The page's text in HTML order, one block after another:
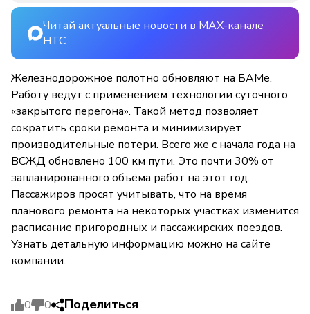
Читай актуальные новости в MAX-канале
НТС
Железнодорожное полотно обновляют на БАМе.
Работу ведут с применением технологии суточного
«закрытого перегона». Такой метод позволяет
сократить сроки ремонта и минимизирует
производительные потери. Всего же с начала года на
ВСЖД обновлено 100 км пути. Это почти 30% от
запланированного объёма работ на этот год.
Пассажиров просят учитывать, что на время
планового ремонта на некоторых участках изменится
расписание пригородных и пассажирских поездов.
Узнать детальную информацию можно на сайте
компании.
0 0 Поделиться